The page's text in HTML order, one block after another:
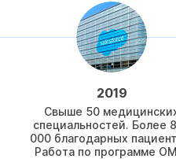
2019
Свыше 50
специальностей. Более
000 благодарных
Работа по программе